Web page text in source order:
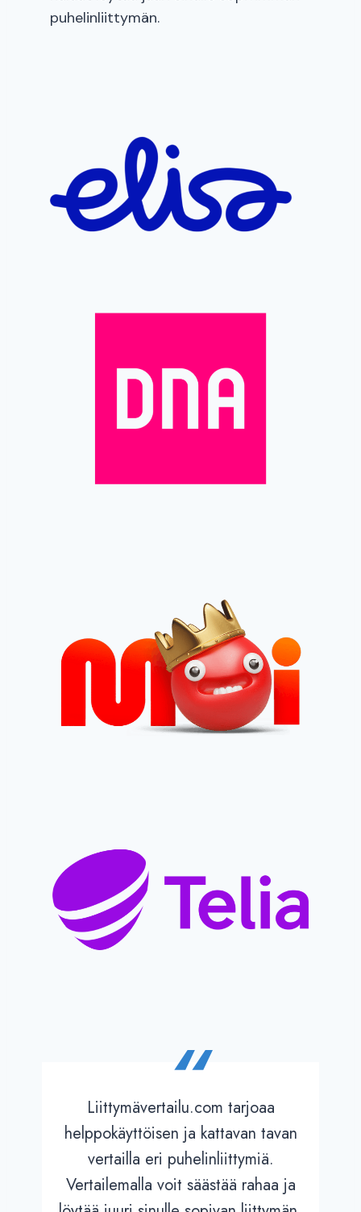
puhelinliittymän.
“
Liittymävertailu.com tarjoaa
helppokäyttöisen ja kattavan tavan
vertailla eri puhelinliittymiä.
Vertailemalla voit säästää rahaa ja